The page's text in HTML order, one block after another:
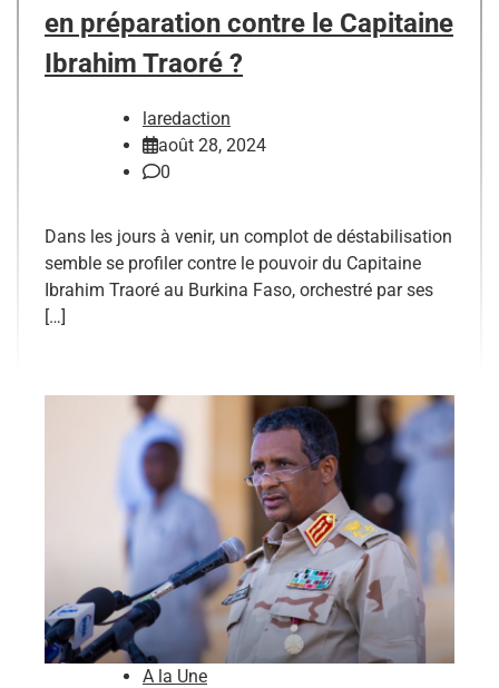
en préparation contre le Capitaine
Ibrahim Traoré ?
laredaction
août 28, 2024
0
Dans les jours à venir, un complot de déstabilisation
semble se profiler contre le pouvoir du Capitaine
Ibrahim Traoré au Burkina Faso, orchestré par ses
[…]
A la Une